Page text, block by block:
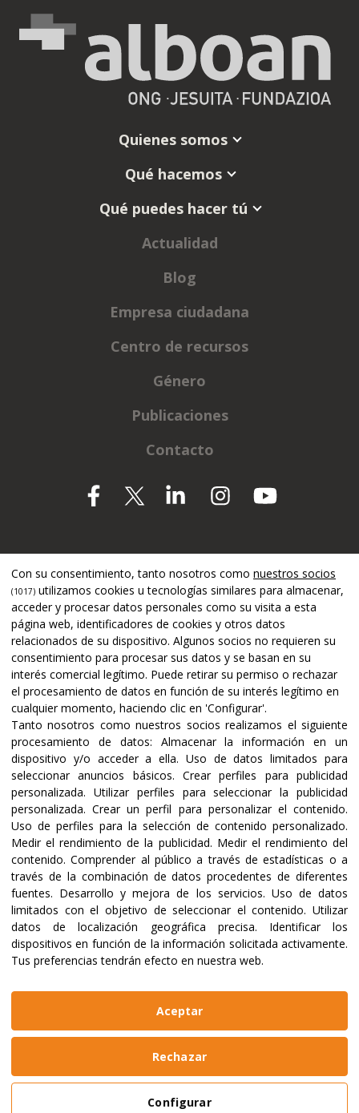
Quienes somos
Qué hacemos
Qué puedes hacer tú
Actualidad
Blog
Empresa ciudadana
Centro de recursos
Género
Publicaciones
Contacto
Certificaciones y acreditaciones
Manual de identidad
Web realizada porBikuma
Con su consentimiento, tanto nosotros como nuestros socios
(1017) utilizamos cookies u tecnologías similares para almacenar,
acceder y procesar datos personales como su visita a esta
página web, identificadores de cookies y otros datos
relacionados de su dispositivo. Algunos socios no requieren su
consentimiento para procesar sus datos y se basan en su
interés comercial legítimo. Puede retirar su permiso o rechazar
el procesamiento de datos en función de su interés legítimo en
cualquier momento, haciendo clic en 'Configurar'.
Tanto nosotros como nuestros socios realizamos el siguiente
procesamiento de datos: Almacenar la información en un
dispositivo y/o acceder a ella. Uso de datos limitados para
seleccionar anuncios básicos.Crear perfiles para publicidad
personalizada. Utilizar perfiles para seleccionar la publicidad
personalizada.Crear un perfil para personalizar el contenido.
Uso de perfiles para la selección de contenido personalizado.
Medir el rendimiento de la publicidad. Medir el rendimiento del
contenido.Comprender al público a través de estadísticas o a
través de la combinación de datos procedentes de diferentes
fuentes. Desarrollo y mejora de los servicios. Uso de datos
limitados con el objetivo de seleccionar el contenido. Utilizar
datos de localización geográfica precisa. Identificar los
dispositivos en función de la información solicitada activamente.
Tus preferencias tendrán efecto en nuestra web.
Configurar
Rechazar
Aceptar
Aviso Legal